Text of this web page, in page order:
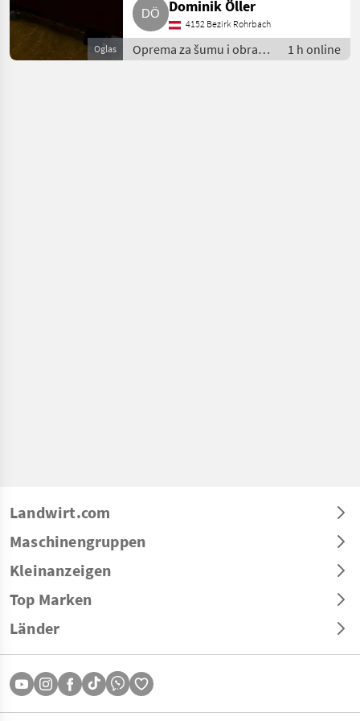
Oglas
Dominik Öller
4152 Bezirk Rohrbach
Oprema za šumu i obradu
drveta / Dodatna oprema
1 h online
Landwirt.com
Maschinengruppen
Kleinanzeigen
Top Marken
Länder